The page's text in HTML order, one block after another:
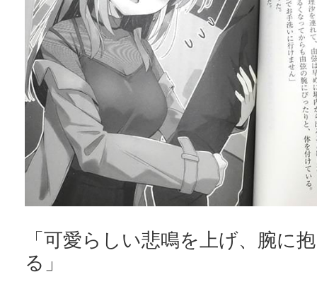
「可愛らしい悲鳴を上げ、腕に
る」